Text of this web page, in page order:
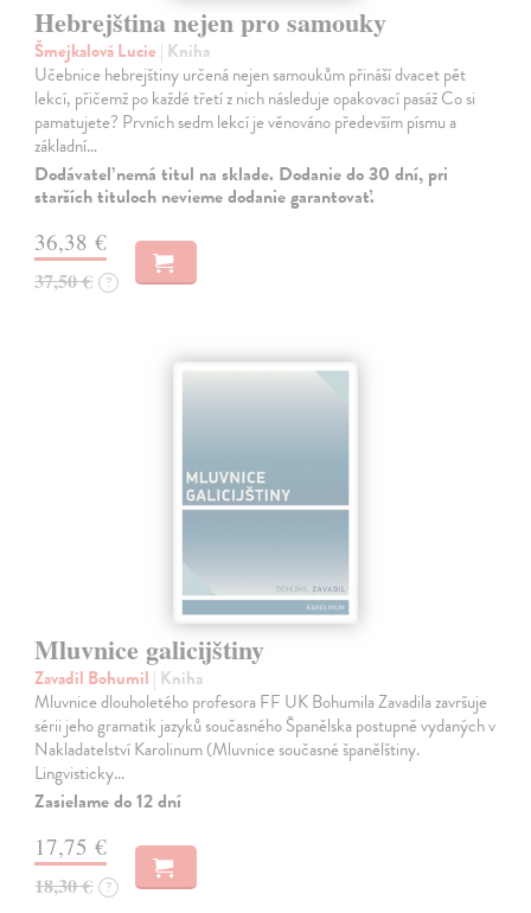
Hebrejština nejen pro samouky
Šmejkalová Lucie | Kniha
Učebnice hebrejštiny určená nejen samoukům přináší dvacet pět
lekcí, přičemž po každé třetí z nich následuje opakovací pasáž Co si
pamatujete? Prvních sedm lekcí je věnováno především písmu a
základní…
Dodávateľ nemá titul na sklade. Dodanie do 30 dní, pri
starších tituloch nevieme dodanie garantovať.
36,38 €
37,50 € ?
Mluvnice galicijštiny
Zavadil Bohumil | Kniha
Mluvnice dlouholetého profesora FF UK Bohumila Zavadila završuje
sérii jeho gramatik jazyků současného Španělska postupně vydaných v
Nakladatelství Karolinum (Mluvnice současné španělštiny.
Lingvisticky…
Zasielame do 12 dní
17,75 €
18,30 € ?